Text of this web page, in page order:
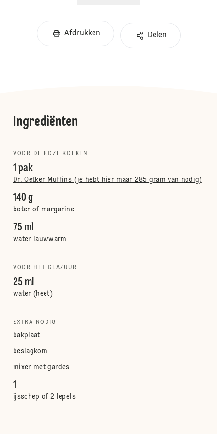
Afdrukken Delen
Ingrediënten
VOOR DE ROZE KOEKEN
1 pak
Dr. Oetker Muffins (je hebt hier maar 285 gram van nodig)
140 g
boter of margarine
75 ml
water lauwwarm
VOOR HET GLAZUUR
25 ml
water (heet)
EXTRA NODIG
bakplaat
beslagkom
mixer met gardes
1
ijsschep of 2 lepels